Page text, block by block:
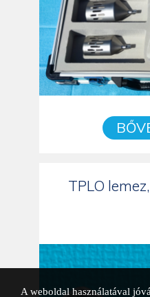
TPLO
A weboldal használatával